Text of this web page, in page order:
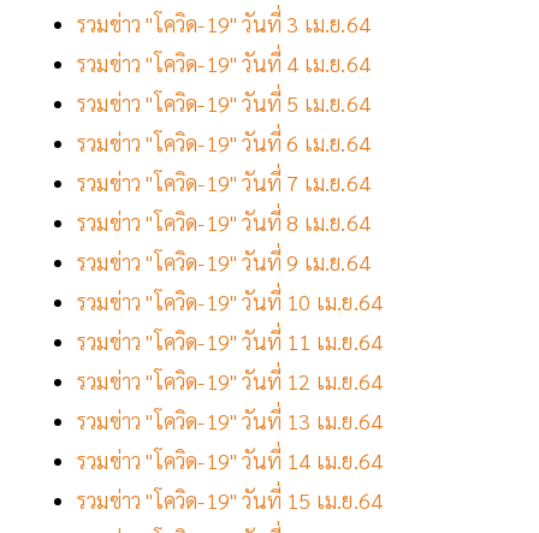
รวมข่าว "โควิด-19" วันที่ 3 เม.ย.64
รวมข่าว "โควิด-19" วันที่ 4 เม.ย.64
รวมข่าว "โควิด-19" วันที่ 5 เม.ย.64
รวมข่าว "โควิด-19" วันที่ 6 เม.ย.64
รวมข่าว "โควิด-19" วันที่ 7 เม.ย.64
รวมข่าว "โควิด-19" วันที่ 8 เม.ย.64
รวมข่าว "โควิด-19" วันที่ 9 เม.ย.64
รวมข่าว "โควิด-19" วันที่ 10 เม.ย.64
รวมข่าว "โควิด-19" วันที่ 11 เม.ย.64
รวมข่าว "โควิด-19" วันที่ 12 เม.ย.64
รวมข่าว "โควิด-19" วันที่ 13 เม.ย.64
รวมข่าว "โควิด-19" วันที่ 14 เม.ย.64
รวมข่าว "โควิด-19" วันที่ 15 เม.ย.64